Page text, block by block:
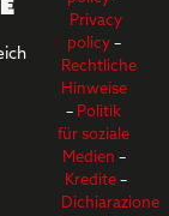
Privacy
policy–
Rechtliche
Hinweise
– Politik
für soziale
Medien –
Kredite–
Dichiarazione